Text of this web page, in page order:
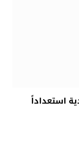
استعداداً